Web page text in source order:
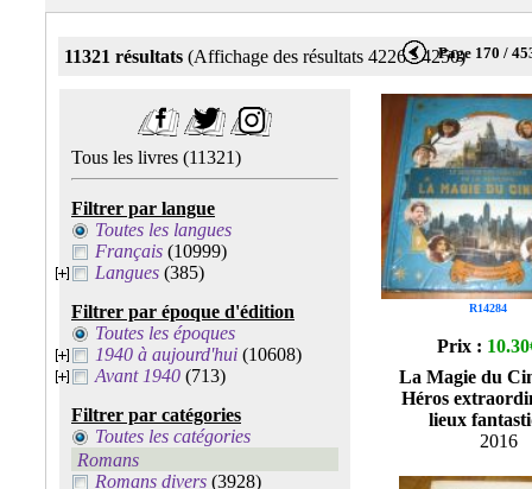
11321 résultats (Affichage des résultats 4226 - 4250)Page 170 /
Tous les livres (11321)
Filtrer par langue
Toutes les langues
Français (10999)
Langues (385)
Filtrer par époque d'édition
Toutes les époques
1940 à aujourd'hui (10608)
Avant 1940 (713)
Filtrer par catégories
Toutes les catégories
Romans
Romans divers (3928)
R14284
Prix :
La Magie du
Héros
lieux
2016